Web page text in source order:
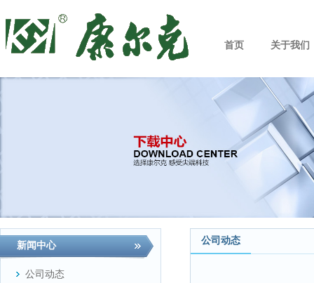
首页 关于我们
新闻中心
公司动态
公司动态